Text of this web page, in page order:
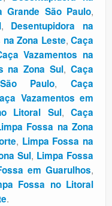
Grande São Paulo,
, Desentupidora na
Zona Leste,Caça
Vazamentos na
na Zona Sul,Caça
Paulo,Caça
Vazamentos em
Litoral Sul,Caça
Fossa na Zona
, Limpa Fossa na
Sul, Limpa Fossa
em Guarulhos,
Fossa no Litoral
.